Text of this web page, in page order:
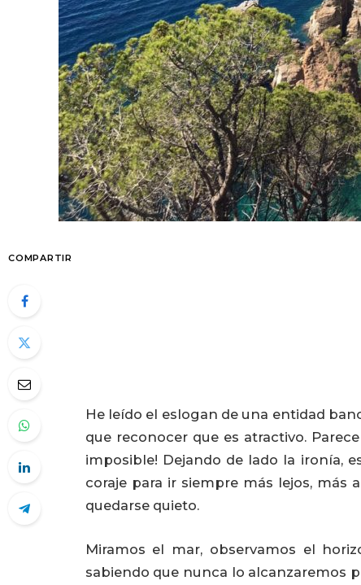
COMPARTIR
He leído el eslogan de una entidad
que reconocer que es atractivo.
imposible! Dejando de lado la ironía,
coraje para ir siempre más lejos,
quedarse quieto.
Miramos el mar, observamos el
sabiendo que nunca lo alcanzaremos